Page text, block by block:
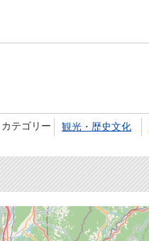
カテゴリー 観光・歴史文化